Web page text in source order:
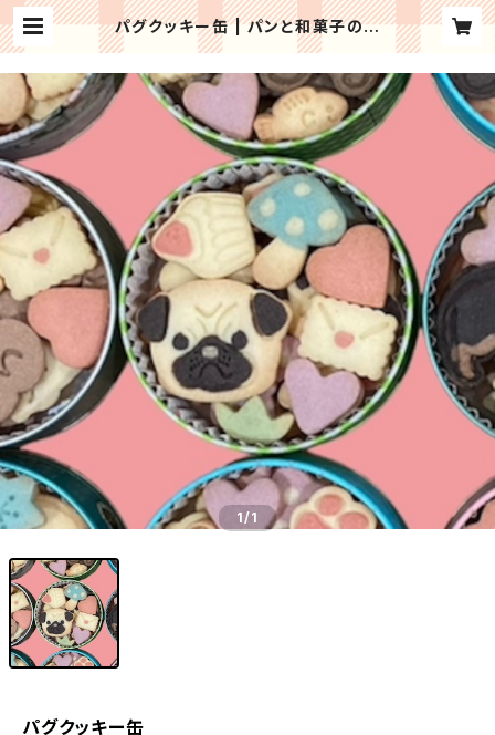
パグクッキー缶 | パンと和菓子の店
mochiri
1/1
パグクッキー缶